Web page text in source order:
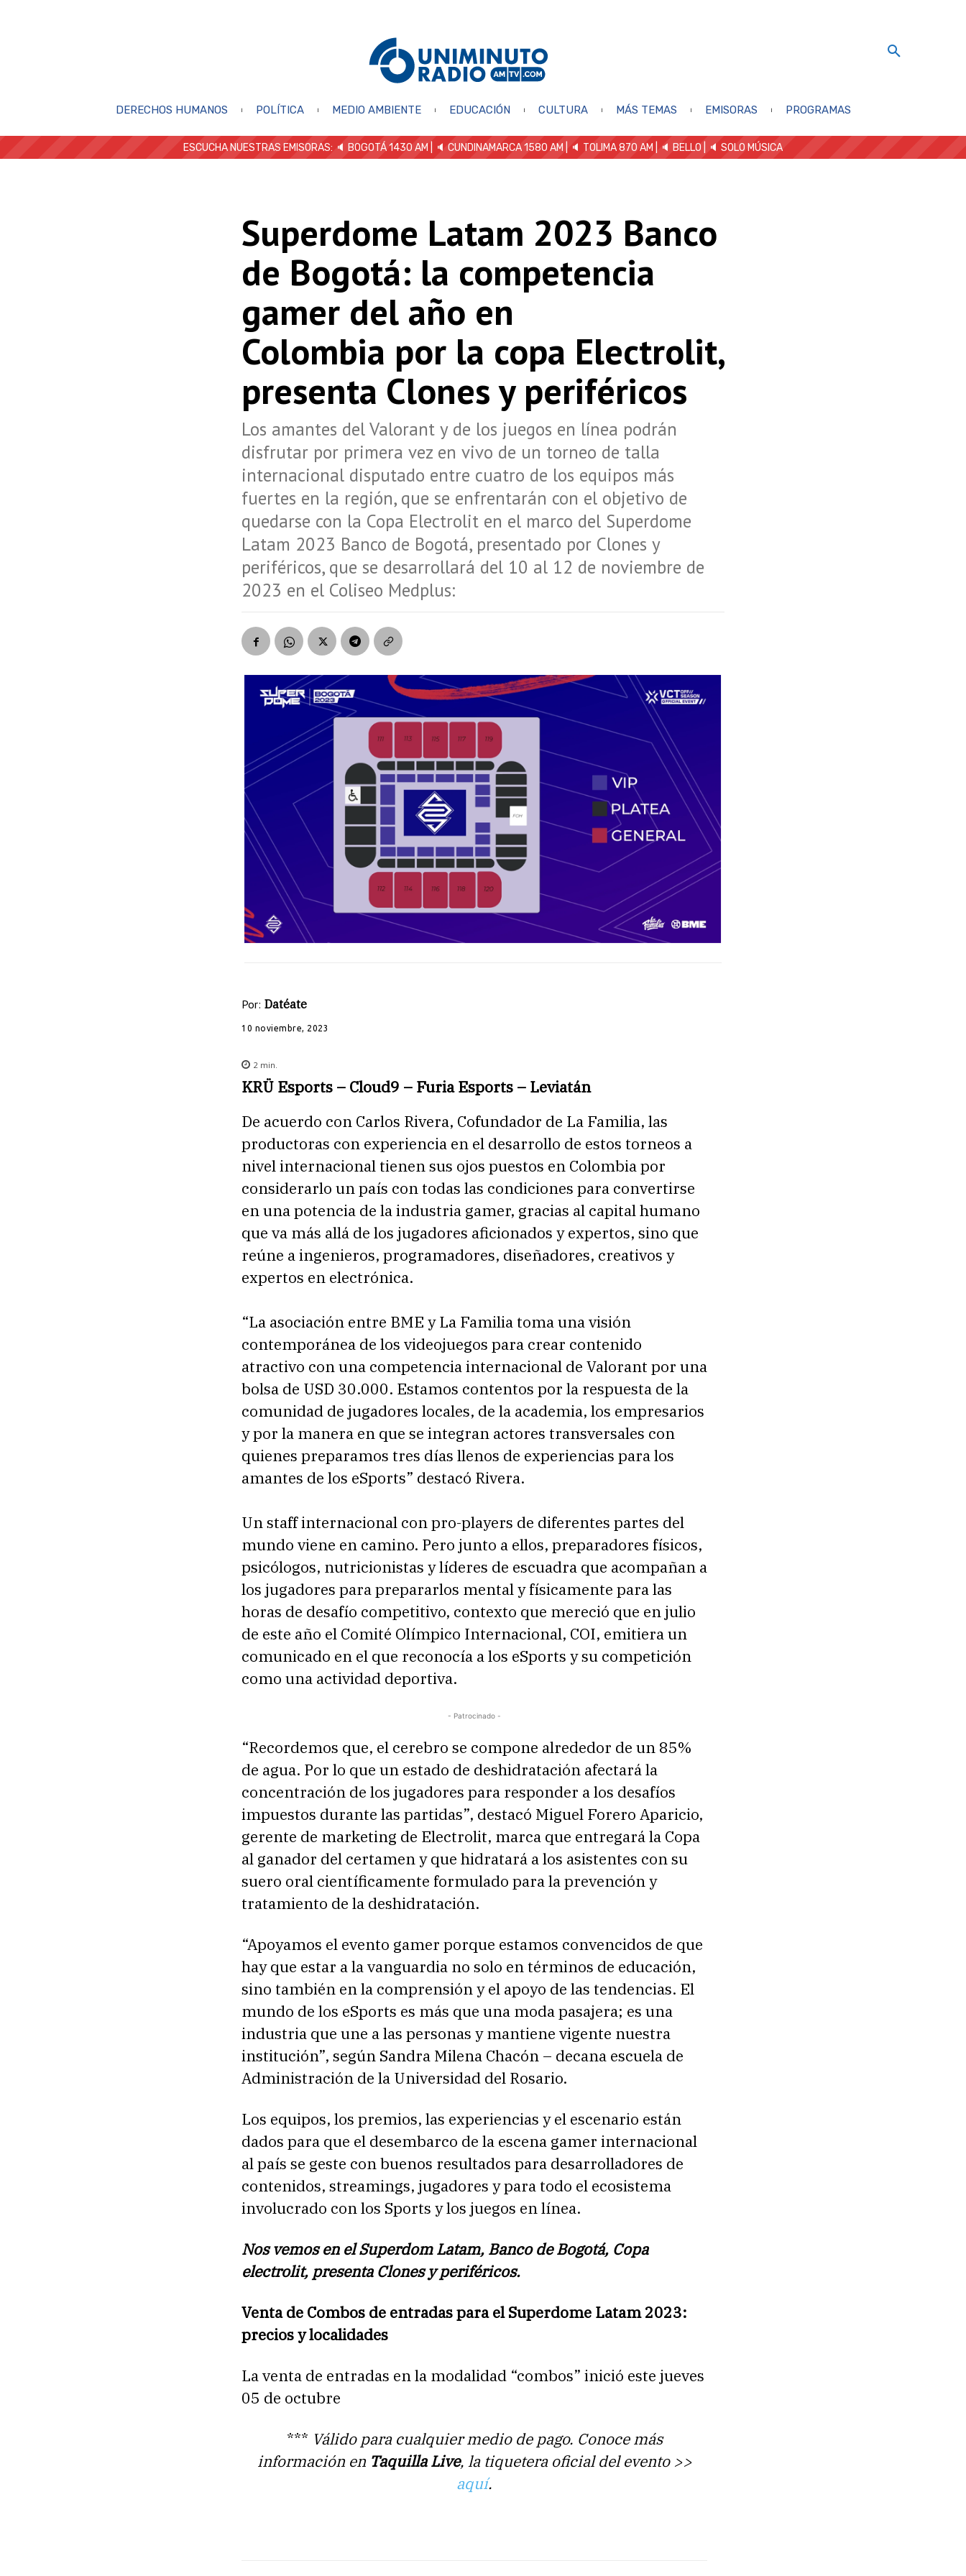
DERECHOS HUMANOS POLÍTICA MEDIO AMBIENTE EDUCACIÓN CULTURA MÁS TEMAS EMISORAS PROGRAMAS
ESCUCHA NUESTRAS EMISORAS: 🔈 BOGOTÁ 1430 AM | 🔈 CUNDINAMARCA 1580 AM | 🔈 TOLIMA 870 AM | 🔈 BELLO 🔈 SOLO MÚSICA
Superdome Latam 2023 Banco
de Bogotá: la competencia
gamer del año en
Colombia por la copa Electrolit,
presenta Clones y periféricos
Los amantes del Valorant y de los juegos en línea podrán
disfrutar por primera vez en vivo de un torneo de talla
internacional disputado entre cuatro de los equipos más
fuertes en la región, que se enfrentarán con el objetivo de
quedarse con la Copa Electrolit en el marco del Superdome
Latam 2023 Banco de Bogotá, presentado por Clones y
periféricos, que se desarrollará del 10 al 12 de noviembre de
2023 en el Coliseo Medplus:
Por: Datéate
10 noviembre, 2023
2 min.
KRÜ Esports – Cloud9 – Furia Esports – Leviatán
De acuerdo con Carlos Rivera, Cofundador de La Familia, las
productoras con experiencia en el desarrollo de estos torneos a
nivel internacional tienen sus ojos puestos en Colombia por
considerarlo un país con todas las condiciones para convertirse
en una potencia de la industria gamer, gracias al capital humano
que va más allá de los jugadores aficionados y expertos, sino que
reúne a ingenieros, programadores, diseñadores, creativos y
expertos en electrónica.
“La asociación entre BME y La Familia toma una visión
contemporánea de los videojuegos para crear contenido
atractivo con una competencia internacional de Valorant por una
bolsa de USD 30.000. Estamos contentos por la respuesta de la
comunidad de jugadores locales, de la academia, los empresarios
y por la manera en que se integran actores transversales con
quienes preparamos tres días llenos de experiencias para los
amantes de los eSports” destacó Rivera.
Un staff internacional con pro-players de diferentes partes del
mundo viene en camino. Pero junto a ellos, preparadores físicos,
psicólogos, nutricionistas y líderes de escuadra que acompañan a
los jugadores para prepararlos mental y físicamente para las
horas de desafío competitivo, contexto que mereció que en julio
de este año el Comité Olímpico Internacional, COI, emitiera un
comunicado en el que reconocía a los eSports y su competición
como una actividad deportiva.
- Patrocinado -
“Recordemos que, el cerebro se compone alrededor de un 85%
de agua. Por lo que un estado de deshidratación afectará la
concentración de los jugadores para responder a los desafíos
impuestos durante las partidas”, destacó Miguel Forero Aparicio,
gerente de marketing de Electrolit, marca que entregará la Copa
al ganador del certamen y que hidratará a los asistentes con su
suero oral científicamente formulado para la prevención y
tratamiento de la deshidratación.
“Apoyamos el evento gamer porque estamos convencidos de que
hay que estar a la vanguardia no solo en términos de educación,
sino también en la comprensión y el apoyo de las tendencias. El
mundo de los eSports es más que una moda pasajera; es una
industria que une a las personas y mantiene vigente nuestra
institución”, según Sandra Milena Chacón – decana escuela de
Administración de la Universidad del Rosario.
Los equipos, los premios, las experiencias y el escenario están
dados para que el desembarco de la escena gamer internacional
al país se geste con buenos resultados para desarrolladores de
contenidos, streamings, jugadores y para todo el ecosistema
involucrado con los Sports y los juegos en línea.
Nos vemos en el Superdom Latam, Banco de Bogotá, Copa
electrolit, presenta Clones y periféricos.
Venta de Combos de entradas para el Superdome Latam 2023:
precios y localidades
La venta de entradas en la modalidad “combos” inició este jueves
05 de octubre
*** Válido para cualquier medio de pago. Conoce más
información en Taquilla Live, la tiquetera oficial del evento >>
aquí.